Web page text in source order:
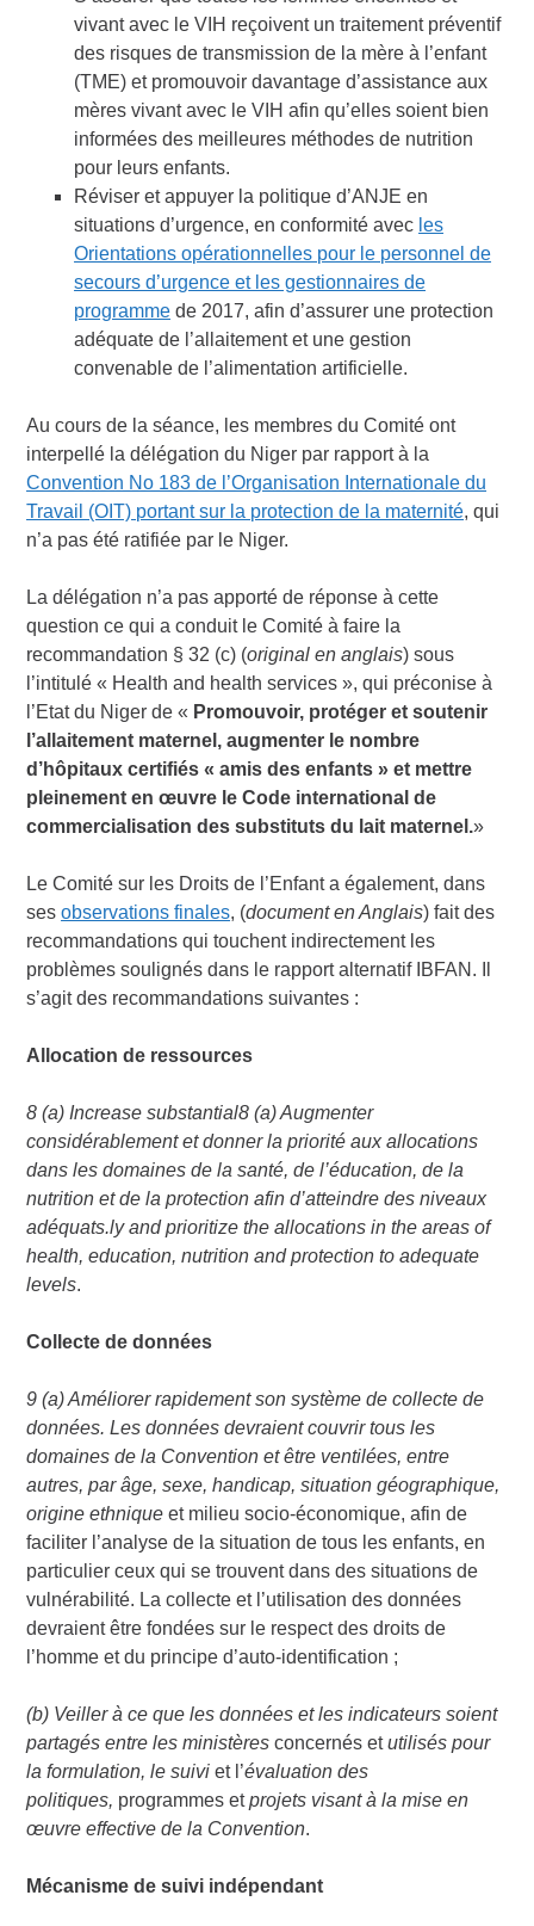
vivant avec le VIH reçoivent un traitement préventif
des risques de transmission de la mère à l’enfant
(TME) et promouvoir davantage d’assistance aux
mères vivant avec le VIH afin qu’elles soient bien
informées des meilleures méthodes de nutrition
pour leurs enfants.
Réviser et appuyer la politique d’ANJE en
situations d’urgence, en conformité avec les
Orientations opérationnelles pour le personnel de
secours d’urgence et les gestionnaires de
programme de 2017, afin d’assurer une protection
adéquate de l’allaitement et une gestion
convenable de l’alimentation artificielle.
Au cours de la séance, les membres du Comité ont
interpellé la délégation du Niger par rapport à la
Convention No 183 de l’Organisation Internationale du
Travail (OIT) portant sur la protection de la maternité, qui
n’a pas été ratifiée par le Niger.
La délégation n’a pas apporté de réponse à cette
question ce qui a conduit le Comité à faire la
recommandation § 32 (c) (original en anglais) sous
l’intitulé « Health and health services », qui préconise à
l’Etat du Niger de « Promouvoir, protéger et soutenir
l’allaitement maternel, augmenter le nombre
d’hôpitaux certifiés « amis des enfants » et mettre
pleinement en œuvre le Code international de
commercialisation des substituts du lait maternel.»
Le Comité sur les Droits de l’Enfant a également, dans
sesobservations finales, (document en Anglais) fait des
recommandations qui touchent indirectement les
problèmes soulignés dans le rapport alternatif IBFAN. Il
s’agit des recommandations suivantes :
Allocation de ressources
8 (a) Increase substantial8 (a) Augmenter
considérablement et donner la priorité aux allocations
dans les domaines de la santé, de l’éducation, de la
nutrition et de la protection afin d’atteindre des niveaux
adéquats.ly and prioritize the allocations in the areas of
health, education, nutrition and protection to adequate
levels.
Collecte de données
9 (a) Améliorer rapidement son système de collecte de
données. Les données devraient couvrir tous les
domaines de la Convention et être ventilées, entre
autres, par âge, sexe, handicap, situation géographique,
origine ethniqueet milieu socio-économique, afin de
faciliter l’analyse de la situation de tous les enfants, en
particulier ceux qui se trouvent dans des situations de
vulnérabilité. La collecte et l’utilisation des données
devraient être fondées sur le respect des droits de
l’homme et du principe d’auto-identification ;
(b) Veiller à ce que les données et les indicateurs soient
partagés entre les ministèresconcernés etutilisés pour
la formulation, le suiviet l’évaluation des
politiques, programmes etprojets visant à la mise en
œuvre effective de la Convention.
Mécanisme de suivi indépendant